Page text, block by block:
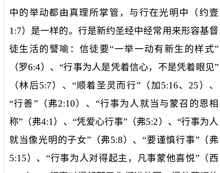
中的举动都由真理所掌管，与行在光明中（约壹
1:7）是一样的。 行是新约圣经中经常用来形容基督
徒生活的譬喻：信徒要“一举一动有新生的样式”
（罗6:4）、“行事为人是凭着信心，不是凭着眼见”
（林后5:7）、“顺着圣灵而行”（加5:16、 25）、
“行善”（弗2:10）、“行事为人就当与蒙召的恩相
称”（弗4:1 ）、“凭爱心行事”（弗5:2）、“行事为人
就当像光明的子女”（弗5:8）、“要谨慎行事”（弗
5:15）、“行事为人对得起主，凡事蒙他喜悦”（西